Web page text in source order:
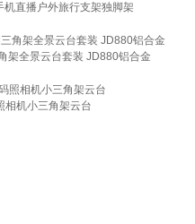
直播户外旅行支架独脚架
架全景云台套装 JD880铝合金
相机小三角架云台